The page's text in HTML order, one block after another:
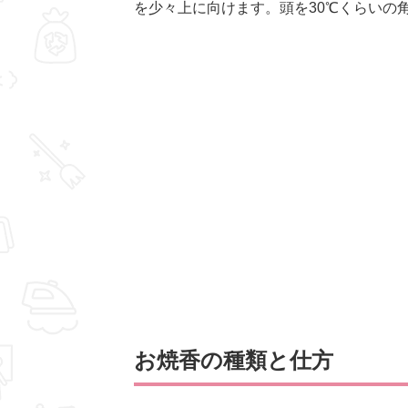
を少々上に向けます。頭を30℃くらいの
お焼香の種類と仕方